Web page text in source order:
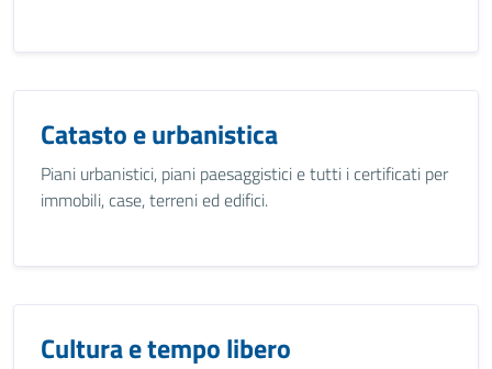
Catasto e urbanistica
Piani urbanistici, piani paesaggistici e tutti i certificati per
immobili, case, terreni ed edifici.
Cultura e tempo libero